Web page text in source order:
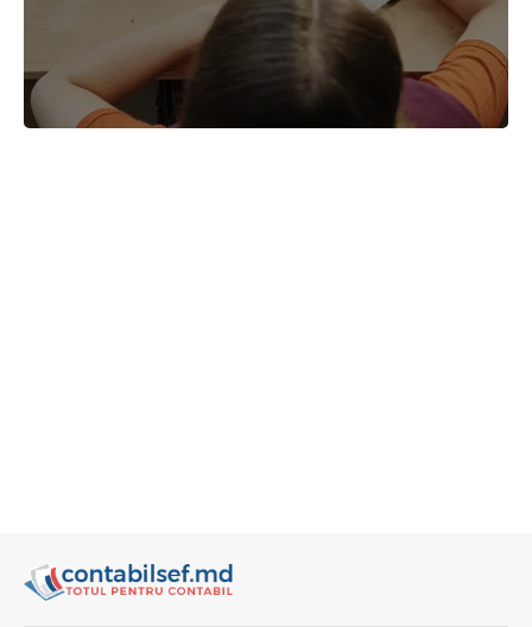
06.08.2026
MIA Plăți Instant: Soluția inovativă pentru
cetățeni, afaceri și plata serviciilor
07.08.2026